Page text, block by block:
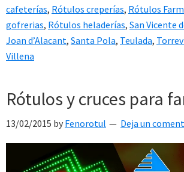
cafeterías, Rótulos creperías, Rótulos
gofrerias, Rótulos heladerías, San Vicente
Joan d’Alacant, Santa Pola, Teulada,
Villena
Rótulos y cruces para
13/02/2015 by Fenorotul Deja un